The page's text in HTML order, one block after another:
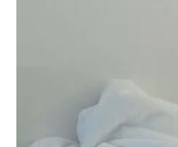
PRIX DOUX ♡